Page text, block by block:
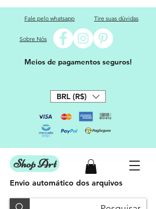
Fale pelo whatsapp Tire suas dúvidas
Sobre Nós
Meios de pagamentos seguros!
BRL (R$)
Shop Art
Envio automático dos arquivos